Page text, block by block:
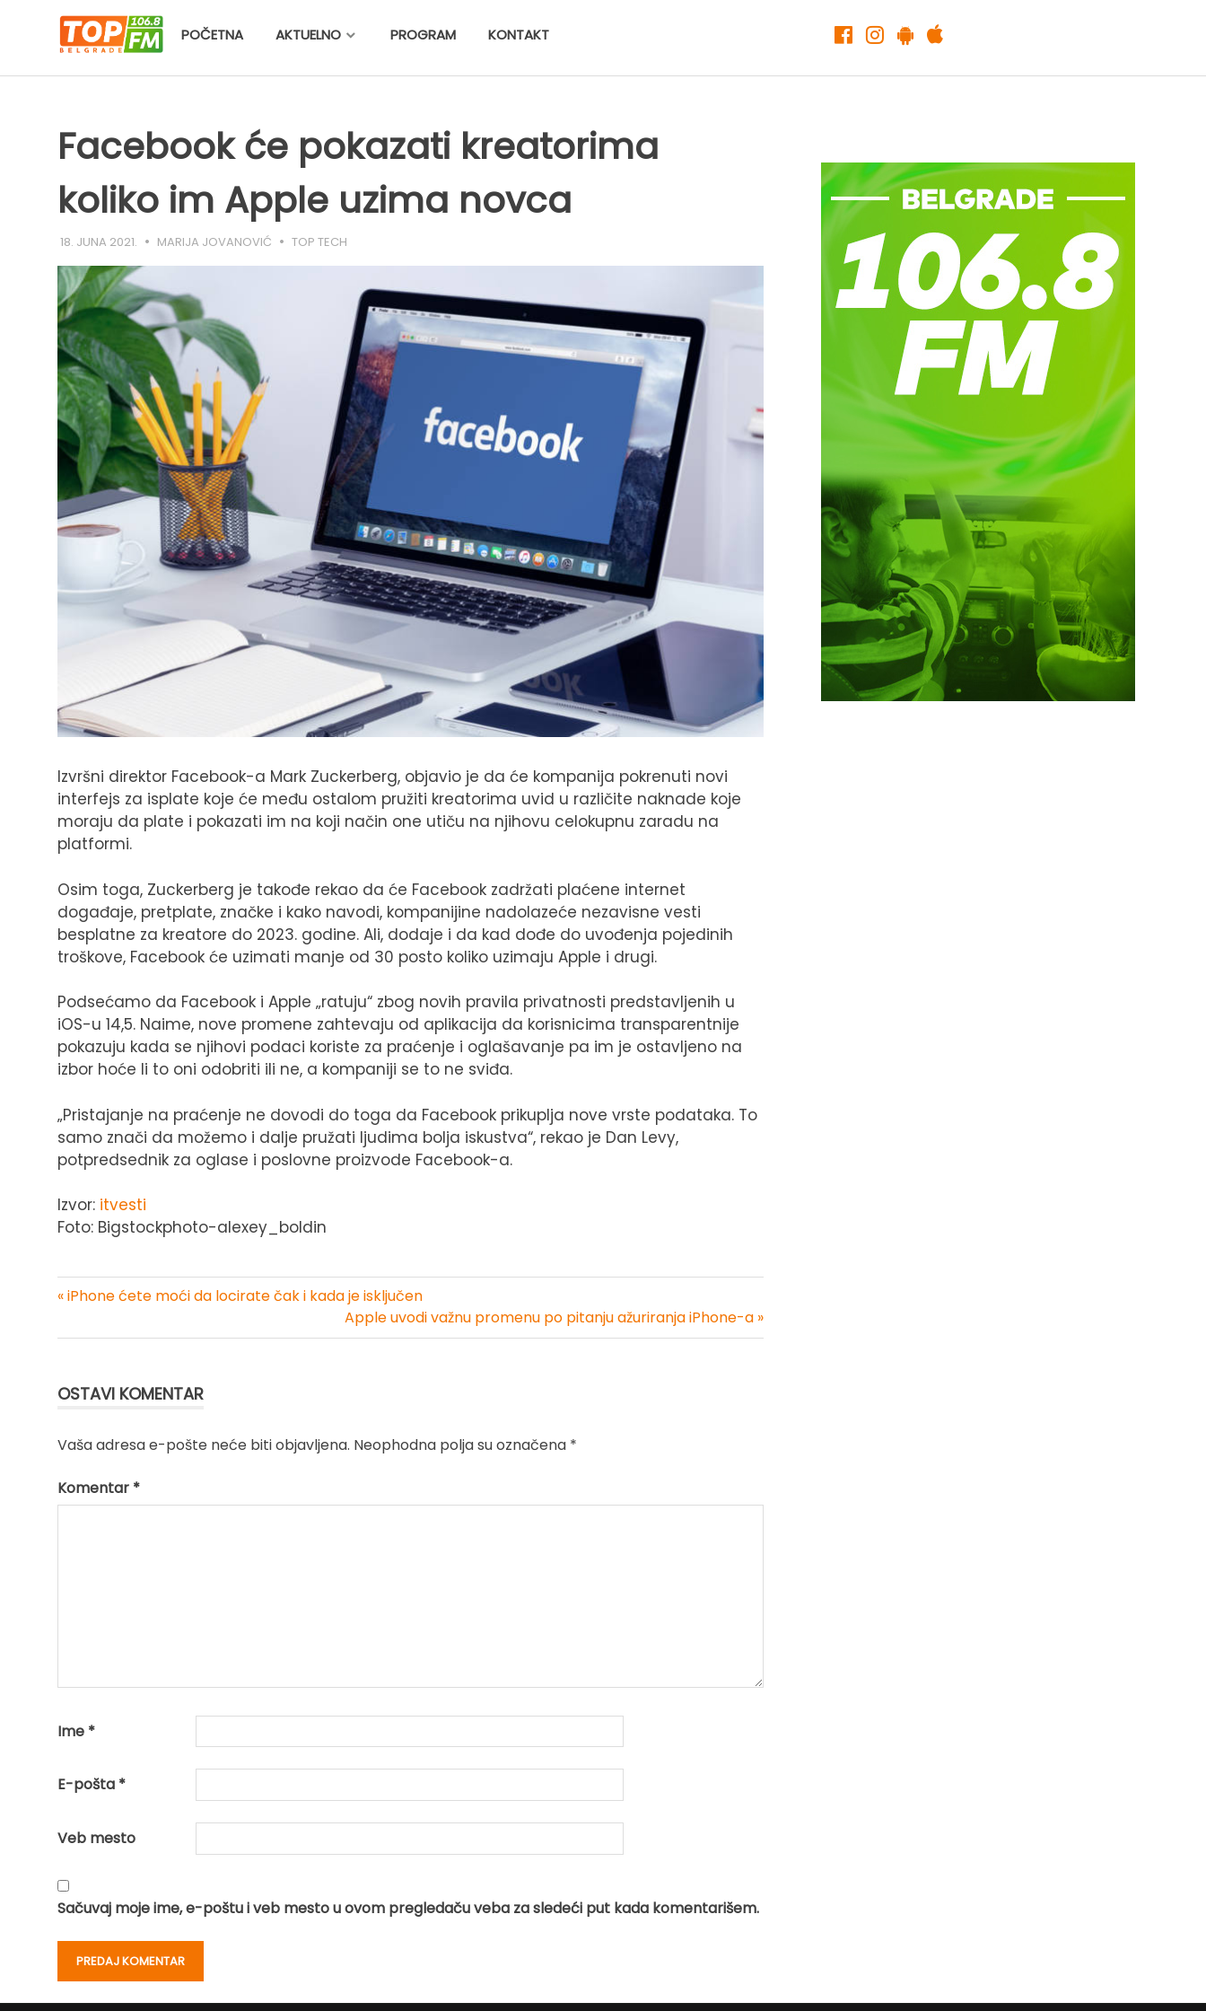
POČETNA AKTUELNO PROGRAM KONTAKT
Facebook će pokazati kreatorima
koliko im Apple uzima novca
18. JUNA 2021. MARIJA JOVANOVIĆ TOP TECH
Izvršni direktor Facebook-a Mark Zuckerberg, objavio je da će kompanija pokrenuti novi
interfejs za isplate koje će među ostalom pružiti kreatorima uvid u različite naknade koje
moraju da plate i pokazati im na koji način one utiču na njihovu celokupnu zaradu na
platformi.
Osim toga, Zuckerberg je takođe rekao da će Facebook zadržati plaćene internet
događaje, pretplate, značke i kako navodi, kompanijine nadolazeće nezavisne vesti
besplatne za kreatore do 2023. godine. Ali, dodaje i da kad dođe do uvođenja pojedinih
troškove, Facebook će uzimati manje od 30 posto koliko uzimaju Apple i drugi.
Podsećamo da Facebook i Apple „ratuju“ zbog novih pravila privatnosti predstavljenih u
iOS-u 14,5. Naime, nove promene zahtevaju od aplikacija da korisnicima transparentnije
pokazuju kada se njihovi podaci koriste za praćenje i oglašavanje pa im je ostavljeno na
izbor hoće li to oni odobriti ili ne, a kompaniji se to ne sviđa.
„Pristajanje na praćenje ne dovodi do toga da Facebook prikuplja nove vrste podataka. To
samo znači da možemo i dalje pružati ljudima bolja iskustva“, rekao je Dan Levy,
potpredsednik za oglase i poslovne proizvode Facebook-a.
Izvor: itvesti
Foto: Bigstockphoto-alexey_boldin
« iPhone ćete moći da locirate čak i kada je isključen
Apple uvodi važnu promenu po pitanju ažuriranja iPhone-a »
OSTAVI KOMENTAR
Vaša adresa e-pošte neće biti objavljena. Neophodna polja su označena *
Komentar *
Ime *
E-pošta *
Veb mesto
Sačuvaj moje ime, e-poštu i veb mesto u ovom pregledaču veba za sledeći put kada komentarišem.